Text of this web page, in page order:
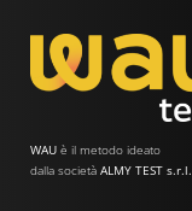
WAU è il metodo ideato
dalla società ALMY TEST s.r.l.